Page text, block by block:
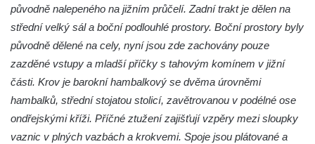
původně nalepeného na jižním průčelí. Zadní trakt je dělen na
střední velký sál a boční podlouhlé prostory. Boční prostory byly
původně dělené na cely, nyní jsou zde zachovány pouze
zazděné vstupy a mladší příčky s tahovým komínem v jižní
části. Krov je barokní hambalkový se dvěma úrovněmi
hambalků, střední stojatou stolicí, zavětrovanou v podélné ose
ondřejskými kříži. Příčné ztužení zajišťují vzpěry mezi sloupky
vaznic v plných vazbách a krokvemi. Spoje jsou plátované a